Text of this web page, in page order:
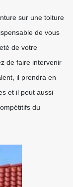
sur une toiture
de vous
de votre
de faire intervenir
il prendra en
et il peut aussi
du